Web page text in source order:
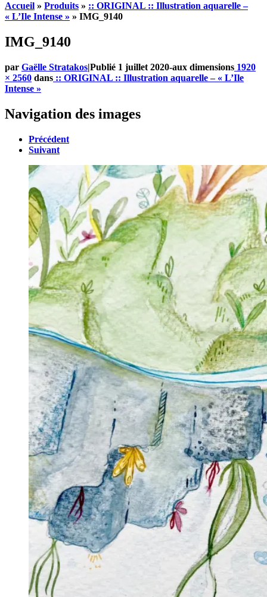
Accueil » Produits » :: ORIGINAL :: Illustration aquarelle –
« L’Ile Intense » » IMG_9140
IMG_9140
par Gaëlle Stratakos|Publié 1 juillet 2020-aux dimensions 1920
× 2560 dans :: ORIGINAL :: Illustration aquarelle – « L’Ile
Intense »
Navigation des images
Précédent
Suivant